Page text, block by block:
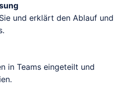
und erklärt den Ablauf und
in Teams eingeteilt und